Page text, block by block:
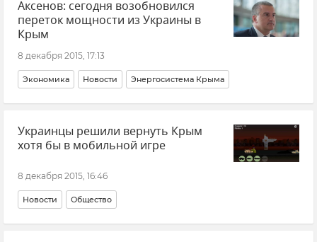
Аксенов: сегодня возобновился
переток мощности из Украины в
Крым
8 декабря 2015, 17:13
Экономика Новости Энергосистема Крыма
Украинцы решили вернуть Крым
хотя бы в мобильной игре
8 декабря 2015, 16:46
Новости Общество